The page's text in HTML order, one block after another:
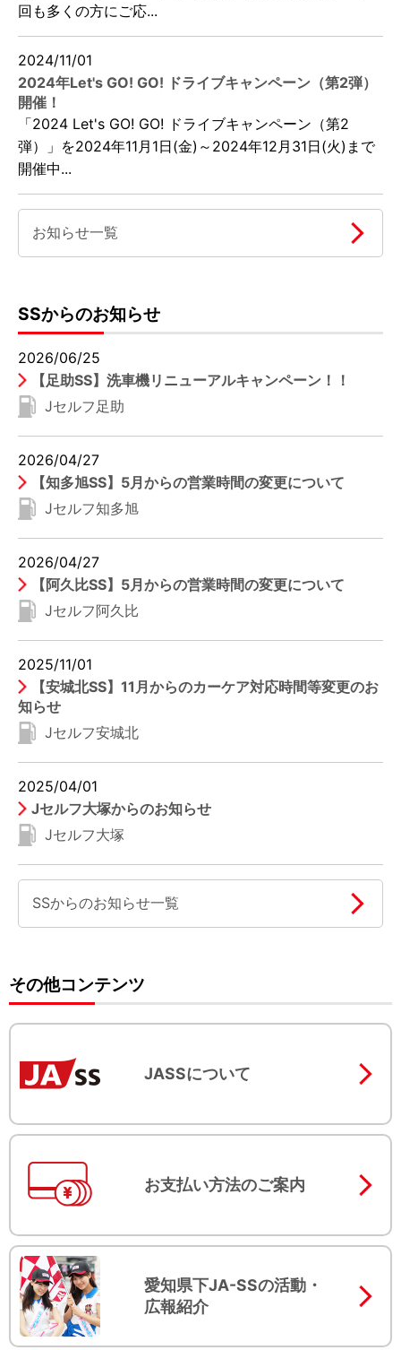
回も多くの方にご応...
2024/11/01
2024年Let's GO! GO! ドライブキャンペーン（第2弾）
開催！
「2024 Let's GO! GO! ドライブキャンペーン（第2
弾）」を2024年11月1日(金)～2024年12月31日(火)まで
開催中...
お知らせ一覧
SSからのお知らせ
2026/06/25
【足助SS】洗車機リニューアルキャンペーン！！
Jセルフ足助
2026/04/27
【知多旭SS】5月からの営業時間の変更について
Jセルフ知多旭
2026/04/27
【阿久比SS】5月からの営業時間の変更について
Jセルフ阿久比
2025/11/01
【安城北SS】11月からのカーケア対応時間等変更のお
知らせ
Jセルフ安城北
2025/04/01
Jセルフ大塚からのお知らせ
Jセルフ大塚
SSからのお知らせ一覧
その他コンテンツ
JASSについて
お支払い方法のご案内
愛知県下JA-SSの活動・
広報紹介